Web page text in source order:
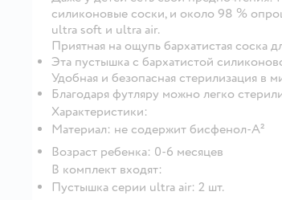
силиконовые соски, и около 98 %
ultra soft и ultra air.
Приятная на ощупь бархатистая соска
Эта пустышка с бархатистой
Удобная и безопасная стерилизация в
Благодаря футляру можно легко
Характеристики:
Материал: не содержит бисфенол-А²
Возраст ребенка: 0-6 месяцев
В комплект входят:
Пустышка серии ultra air: 2 шт.